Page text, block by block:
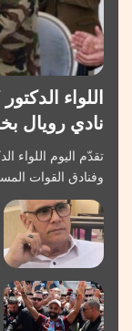
اللواء
نادي رويال
تقدّم اليوم اللواء
وفنادق القوات